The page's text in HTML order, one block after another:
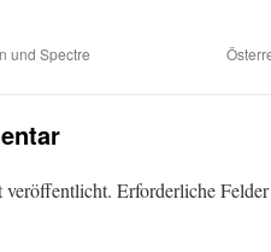
und Spectre
Erforderliche